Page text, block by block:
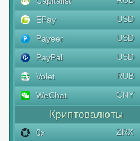
EPay
USD
Payeer
USD
PayPal
USD
Volet
RUB
WeChat
CNY
Криптовалюты
0x
ZRX